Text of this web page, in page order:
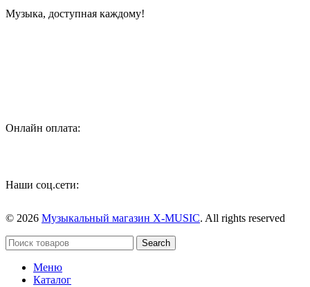
Музыка, доступная каждому!
Онлайн оплата:
Наши соц.сети:
© 2026 Музыкальный магазин X-MUSIC. All rights reserved
Search
Меню
Каталог